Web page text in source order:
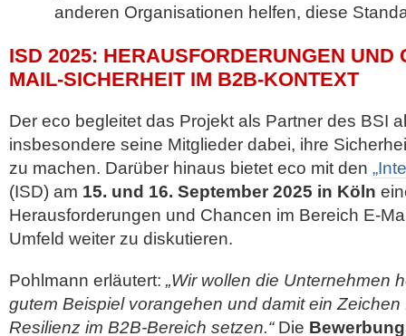
anderen Organisationen helfen, diese
ISD 2025: HERAUSFORDERUNGEN UND
MAIL-SICHERHEIT IM B2B-KONTEXT
Der eco begleitet das Projekt als Partner des BSI
insbesondere seine Mitglieder dabei, ihre
zu machen. Darüber hinaus bietet eco mit den
(ISD) am 15. und 16. September 2025 in Köln
Herausforderungen und Chancen im Bereich E-
Umfeld weiter zu diskutieren.
Pohlmann erläutert: „Wir wollen die Unternehmen
gutem Beispiel vorangehen und damit ein Zeichen
Resilienz im B2B-Bereich setzen.“Die